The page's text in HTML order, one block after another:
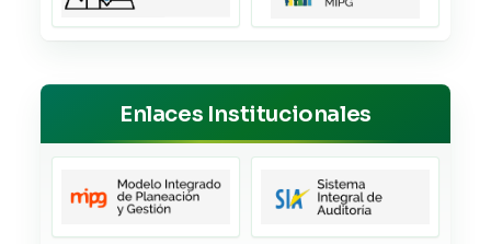
Enlaces Institucionales